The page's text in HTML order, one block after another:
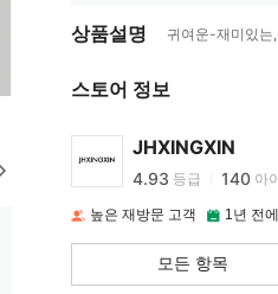
상품설명 귀여운-재미있는
스토어 정보
JHXINGXIN
4.93 140
4.93 등급 140 아
4.93 140
높은 재방문 고객 1년 전
모든 항목